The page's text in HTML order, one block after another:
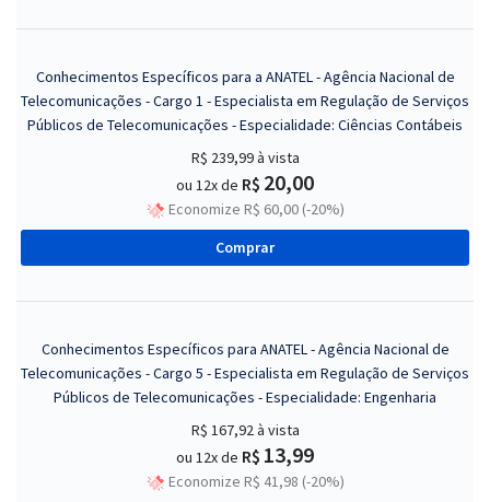
Conhecimentos Específicos para a ANATEL - Agência Nacional de
Telecomunicações - Cargo 1 - Especialista em Regulação de Serviços
Públicos de Telecomunicações - Especialidade: Ciências Contábeis
R$ 239,99à vista
ou 12x de R$ 20,00
Economize R$ 60,00 (-20%)
Comprar
Conhecimentos Específicos para ANATEL - Agência Nacional de
Telecomunicações - Cargo 5 - Especialista em Regulação de Serviços
Públicos de Telecomunicações - Especialidade: Engenharia
R$ 167,92à vista
ou 12x de R$ 13,99
Economize R$ 41,98 (-20%)